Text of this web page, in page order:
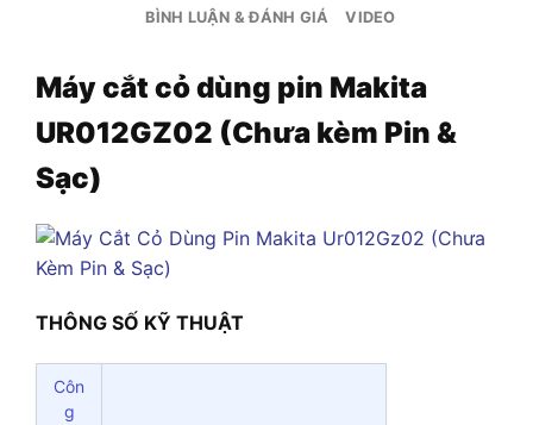
BÌNH LUẬN & ĐÁNH GIÁ VIDEO
Máy cắt cỏ dùng pin Makita
UR012GZ02 (Chưa kèm Pin &
Sạc)
THÔNG SỐ KỸ THUẬT
Côn
g